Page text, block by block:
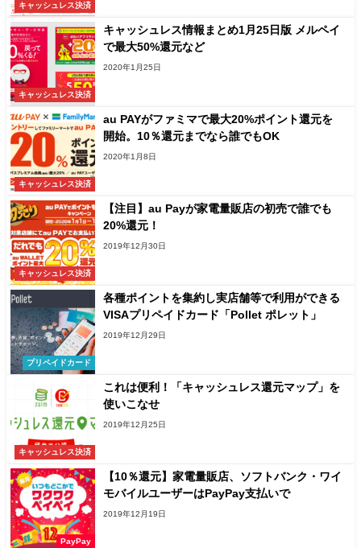
キャッシュレス決済
キャッシュレス決済
キャッシュレス情報まとめ1月25日版 メルペイ
で最大50%還元など
2020年1月25日
キャッシュレス決済
au PAYがファミマで最大20%ポイント還元を
開始。10％還元までなら誰でもOK
2020年1月8日
キャッシュレス決済
【注目】au Payが家電量販店の初売で誰でも
20%還元！
2019年12月30日
プリペイドカード
各種ポイントを集約し実店舗等で利用ができる
VISAプリペイドカード「Pollet ポレット」
2019年12月29日
キャッシュレス決済
これは便利！「キャッシュレス還元マップ」を
使いこなせ
2019年12月25日
PayPay
【10％還元】家電量販店、ソフトバンク・ワイ
モバイルユーザーはPayPay支払いで
2019年12月19日